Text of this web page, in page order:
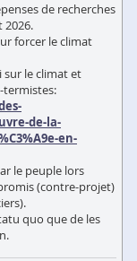
de recherches
forcer le climat
sur le climat et
termistes:
de-la-
en-
le peuple lors
(contre-projet)
quo que de les